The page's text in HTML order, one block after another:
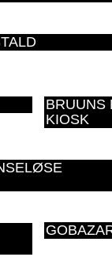
BRUUNS
KIOSK